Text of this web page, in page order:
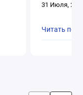
31 Июля,
Читать